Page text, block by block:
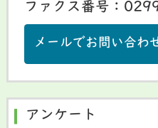
ファクス番号：
メールでお問い合わ
アンケート